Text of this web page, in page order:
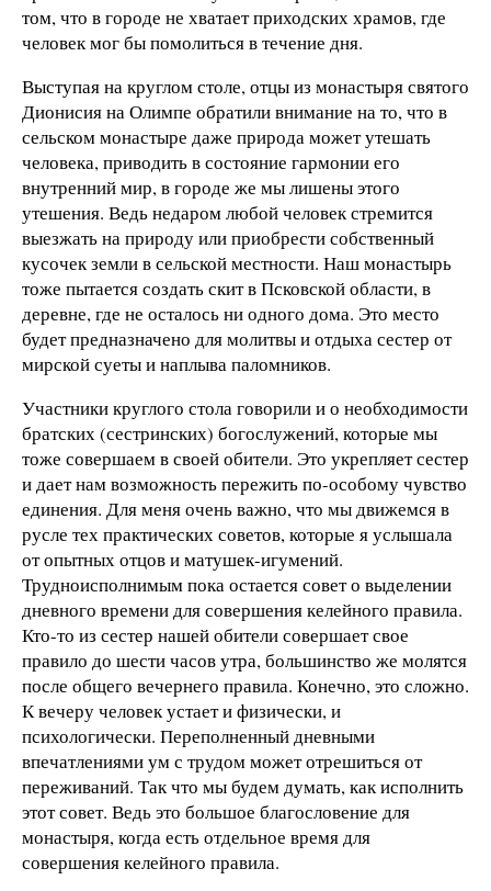
том, что в городе не хватает приходских храмов, где
человек мог бы помолиться в течение дня.
Выступая на круглом столе, отцы из монастыря святого
Дионисия на Олимпе обратили внимание на то, что в
сельском монастыре даже природа может утешать
человека, приводить в состояние гармонии его
внутренний мир, в городе же мы лишены этого
утешения. Ведь недаром любой человек стремится
выезжать на природу или приобрести собственный
кусочек земли в сельской местности. Наш монастырь
тоже пытается создать скит в Псковской области, в
деревне, где не осталось ни одного дома. Это место
будет предназначено для молитвы и отдыха сестер от
мирской суеты и наплыва паломников.
Участники круглого стола говорили и о необходимости
братских (сестринских) богослужений, которые мы
тоже совершаем в своей обители. Это укрепляет сестер
и дает нам возможность пережить по-особому чувство
единения. Для меня очень важно, что мы движемся в
русле тех практических советов, которые я услышала
от опытных отцов и матушек-игумений.
Трудноисполнимым пока остается совет о выделении
дневного времени для совершения келейного правила.
Кто-то из сестер нашей обители совершает свое
правило до шести часов утра, большинство же молятся
после общего вечернего правила. Конечно, это сложно.
К вечеру человек устает и физически, и
психологически. Переполненный дневными
впечатлениями ум с трудом может отрешиться от
переживаний. Так что мы будем думать, как исполнить
этот совет. Ведь это большое благословение для
монастыря, когда есть отдельное время для
совершения келейного правила.